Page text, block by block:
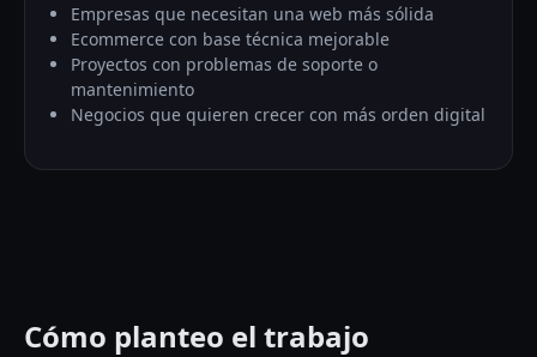
Empresas que necesitan una web más sólida
Ecommerce con base técnica mejorable
Proyectos con problemas de soporte o
mantenimiento
Negocios que quieren crecer con más orden digital
Cómo planteo el trabajo